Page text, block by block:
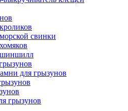
свинки
для грызунов
грызунов